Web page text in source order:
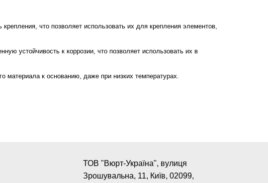
что позволяет использовать их для крепления элементов,
устойчивость к коррозии, что позволяет использовать их в
материала к основанию, даже при низких температурах.
ТОВ "Вюрт-Україна", вулиця
Зрошувальна, 11, Київ, 02099,